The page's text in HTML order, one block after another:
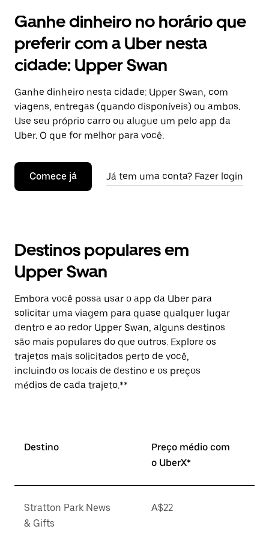
Ganhe dinheiro no horário que
preferir com a Uber nesta
cidade: Upper Swan
Ganhe dinheiro nesta cidade: Upper Swan, com
viagens, entregas (quando disponíveis) ou ambos.
Use seu próprio carro ou alugue um pelo app da
Uber. O que for melhor para você.
Comece já Já tem uma conta? Fazer login
Destinos populares em
Upper Swan
Embora você possa usar o app da Uber para
solicitar uma viagem para quase qualquer lugar
dentro e ao redor Upper Swan, alguns destinos
são mais populares do que outros. Explore os
trajetos mais solicitados perto de você,
incluindo os locais de destino e os preços
médios de cada trajeto.**
Destino
Preço médio com
o UberX*
Stratton Park News
& Gifts
A$22